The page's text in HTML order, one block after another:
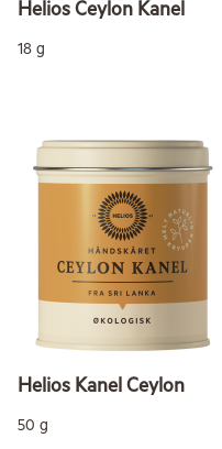
Helios Ceylon Kanel
18 g
Helios Kanel Ceylon
50 g